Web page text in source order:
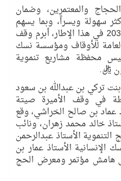
والمعتمرين، وضمان
سهولة ويسراً، وبما يسهم
في تحقيق مستهدفات رؤية المملكة 2030 في هذا الإطار، أبرم وقف
العامة للأوقاف ومؤسسة نسك
محفظة مشاريع تنموية
تركي بن عبدالله بن سعود
في وقف الأميرة صيتة
عماد بن صالح الخراشي، وقع
خالد محمد زهران، ونائب
الأستاذ عبدالرحمن
الإنسانية الأستاذ عمار بن
هامش مؤتمر ومعرض الحج